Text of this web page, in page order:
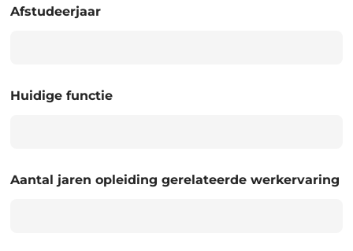
Afstudeerjaar
Huidige functie
Aantal jaren opleiding gerelateerde werkervaring